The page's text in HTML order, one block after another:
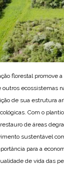
florestal promove
outros ecossistemas
de sua estrutura
Com o
de áreas
sustentável
para a
de vida das